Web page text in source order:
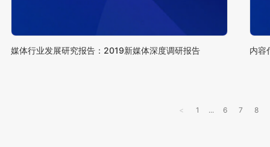
媒体行业发展研究报告：2019新媒体深度调研报告 内容
< 1 ... 6 7 8